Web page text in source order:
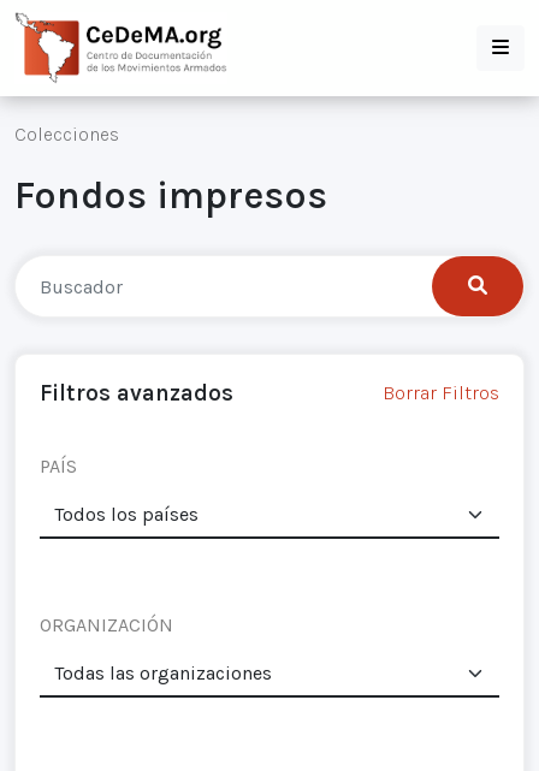
Colecciones
Fondos impresos
Filtros avanzados Borrar Filtros
PAÍS
ORGANIZACIÓN